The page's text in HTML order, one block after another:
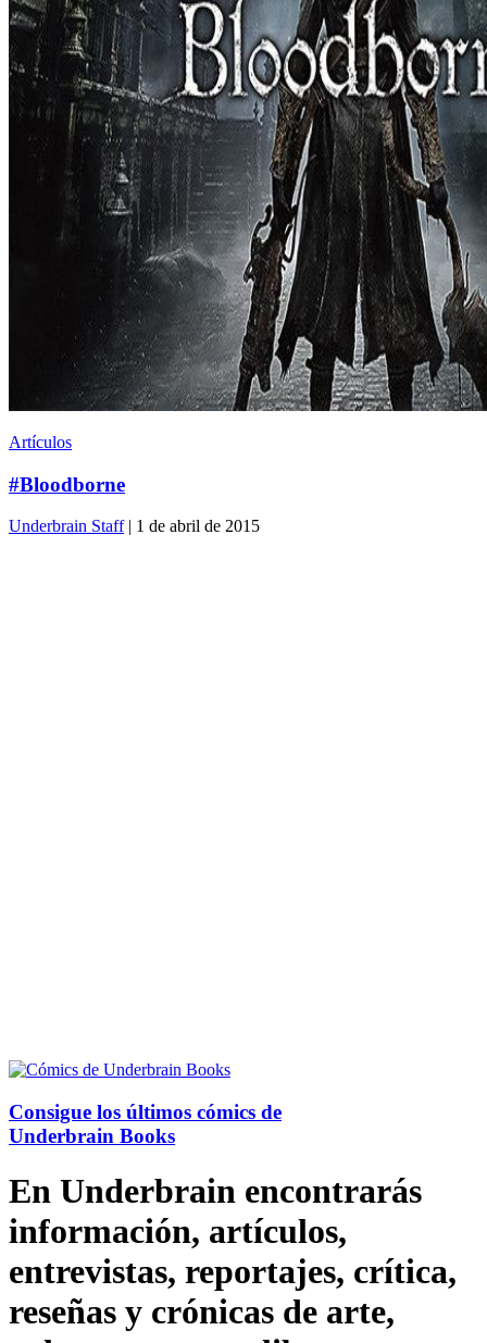
Artículos
#Bloodborne
Underbrain Staff| 1 de abril de 2015
Consigue los últimos cómics de
Underbrain Books
En Underbrain encontrarás
información, artículos,
entrevistas, reportajes, crítica,
reseñas y crónicas de arte,